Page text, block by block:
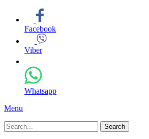
Facebook
Viber
Whatsapp
Menu
Search
for: